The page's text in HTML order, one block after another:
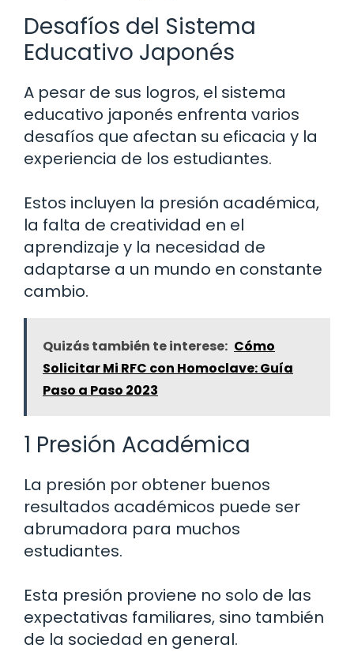
Desafíos del Sistema
Educativo Japonés
A pesar de sus logros, el sistema
educativo japonés enfrenta varios
desafíos que afectan su eficacia y la
experiencia de los estudiantes.
Estos incluyen la presión académica,
la falta de creatividad en el
aprendizaje y la necesidad de
adaptarse a un mundo en constante
cambio.
Quizás también te interese: Cómo
Solicitar Mi RFC con Homoclave: Guía
Paso a Paso 2023
1 Presión Académica
La presión por obtener buenos
resultados académicos puede ser
abrumadora para muchos
estudiantes.
Esta presión proviene no solo de las
expectativas familiares, sino también
de la sociedad en general.